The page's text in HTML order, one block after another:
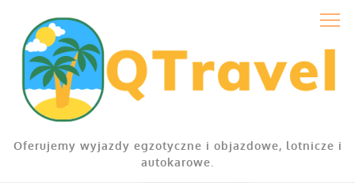
content
Oferujemy wyjazdy egzotyczne i objazdowe, lotnicze i
autokarowe.